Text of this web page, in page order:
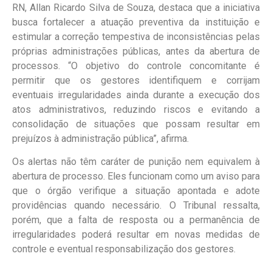
RN, Allan Ricardo Silva de Souza, destaca que a iniciativa
busca fortalecer a atuação preventiva da instituição e
estimular a correção tempestiva de inconsistências pelas
próprias administrações públicas, antes da abertura de
processos. “O objetivo do controle concomitante é
permitir que os gestores identifiquem e corrijam
eventuais irregularidades ainda durante a execução dos
atos administrativos, reduzindo riscos e evitando a
consolidação de situações que possam resultar em
prejuízos à administração pública”, afirma.
Os alertas não têm caráter de punição nem equivalem à
abertura de processo. Eles funcionam como um aviso para
que o órgão verifique a situação apontada e adote
providências quando necessário. O Tribunal ressalta,
porém, que a falta de resposta ou a permanência de
irregularidades poderá resultar em novas medidas de
controle e eventual responsabilização dos gestores.